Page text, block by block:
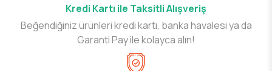
Kredi Kartı ile Taksitli Alışveriş
Beğendiğiniz ürünleri kredi kartı, banka havalesi ya da
Garanti Pay ile kolayca alın!